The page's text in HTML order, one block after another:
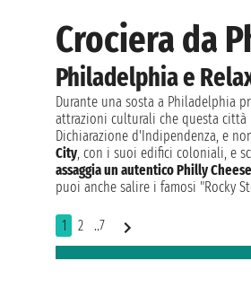
Crociera da
Philadelphia e
Durante una sosta a Philadelphia
attrazioni culturali che questa città
Dichiarazione d'Indipendenza, e
City, con i suoi edifici coloniali, e
assaggia un autentico Philly
puoi anche salire i famosi "Rocky
1 2 ..7